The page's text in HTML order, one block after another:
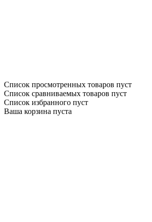
Список просмотренных товаров пуст
Список сравниваемых товаров пуст
Список избранного пуст
Ваша корзина пуста